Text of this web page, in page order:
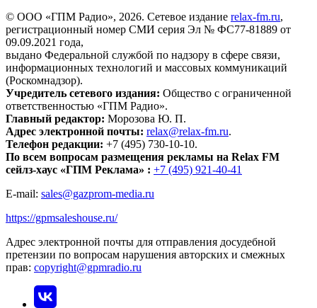
© ООО «ГПМ Радио», 2026. Сетевое издание relax-fm.ru,
регистрационный номер СМИ серия Эл № ФС77-81889 от
09.09.2021 года,
выдано Федеральной службой по надзору в сфере связи,
информационных технологий и массовых коммуникаций
(Роскомнадзор).
Учредитель сетевого издания: Общество с ограниченной
ответственностью «ГПМ Радио».
Главный редактор: Морозова Ю. П.
Адрес электронной почты: relax@relax-fm.ru.
Телефон редакции: +7 (495) 730-10-10.
По всем вопросам размещения рекламы на Relax FM
сейлз-хаус «ГПМ Реклама» : +7 (495) 921-40-41
E-mail: sales@gazprom-media.ru
https://gpmsaleshouse.ru/
Адрес электронной почты для отправления досудебной
претензии по вопросам нарушения авторских и смежных
прав: copyright@gpmradio.ru